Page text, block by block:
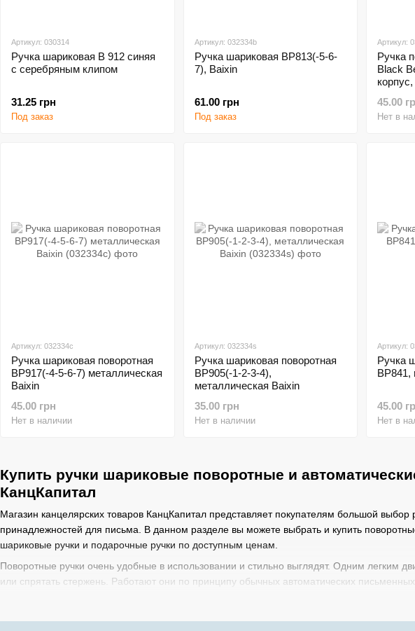
Купить ручки шариковые поворотные и
КанцКапитал
Магазин канцелярских товаров КанцКапитал представляет покупателям большой выбор
принадлежностей для письма. В данном разделе вы можете выбрать и купить
шариковые ручки и подарочные ручки по доступным ценам.
Поворотные ручки очень удобные в использовании и стильно выглядят. Одним легким
или спрятать стержень. Работают они по принципу обычных автоматических
Артикул: 030314
Ручка шариковая В 912 синяя
с серебряным клипом
31.25 грн
Под заказ
Артикул: 032334b
Ручка шариковая BP813(-5-6-
7), Baixin
61.00 грн
Под заказ
Артикул:
Ручка
Black
45.00
Нет в
Артикул: 032334c
Ручка шариковая поворотная
BP917(-4-5-6-7) металлическая
Baixin
45.00 грн
Нет в наличии
Артикул: 032334s
Ручка шариковая поворотная
BP905(-1-2-3-4),
металлическая Baixin
35.00 грн
Нет в наличии
Артикул:
Ручка
BP841,
45.00
Нет в